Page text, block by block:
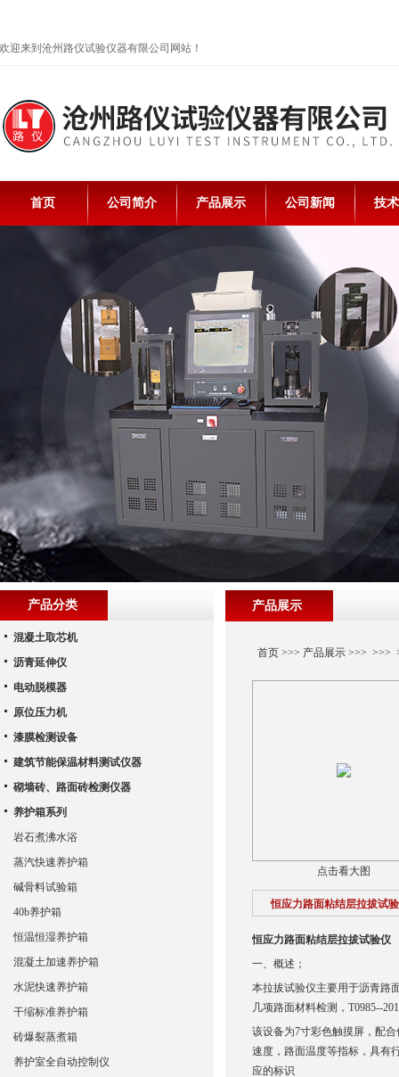
欢迎来到沧州路仪试验仪器有限公司网站！
首页 公司简介 产品展示 公司新闻 技
产品展示
首页>>> 产品展示>>> >>>
点击看大图
恒应力路面粘结层拉拔试
恒应力路面粘结层拉拔试验仪
一、概述；
本拉拔试验仪主要用于沥青路
几项路面材料检测，T0985--
该设备为7寸彩色触摸屏，配
速度，路面温度等指标，具有
应的标识
产品分类
混凝土取芯机
沥青延伸仪
电动脱模器
原位压力机
漆膜检测设备
建筑节能保温材料测试仪器
砌墙砖、路面砖检测仪器
养护箱系列
岩石煮沸水浴
蒸汽快速养护箱
碱骨料试验箱
40b养护箱
恒温恒湿养护箱
混凝土加速养护箱
水泥快速养护箱
干缩标准养护箱
砖爆裂蒸煮箱
养护室全自动控制仪